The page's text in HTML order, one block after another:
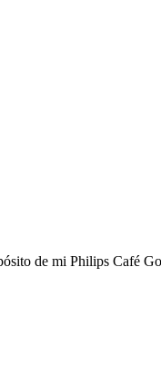
de mi Philips Café